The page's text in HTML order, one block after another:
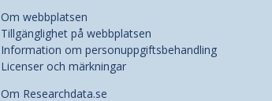
Om webbplatsen
Tillgänglighet på webbplatsen
Information om personuppgiftsbehandling
Licenser och märkningar
Om Researchdata.se